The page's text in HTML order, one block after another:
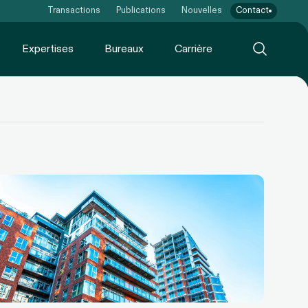
Transactions Publications Nouvelles Contact
Expertises Bureaux Carrière